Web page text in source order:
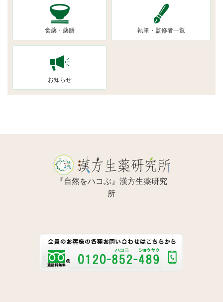
食薬・薬膳 執筆・監修者一覧
お知らせ
『自然をハコぶ』漢方生薬研究
所